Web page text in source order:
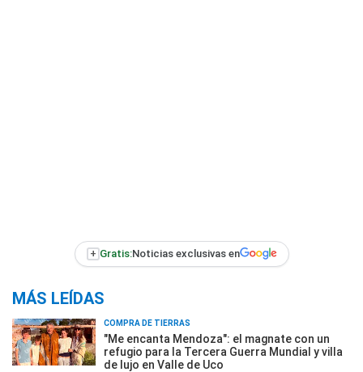
+ Gratis:Noticias exclusivas en
MÁS LEÍDAS
COMPRA DE TIERRAS
"Me encanta Mendoza": el magnate con un
refugio para la Tercera Guerra Mundial y villa
de lujo en Valle de Uco